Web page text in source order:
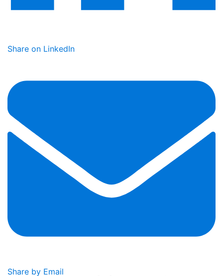
Share on LinkedIn
Share by Email